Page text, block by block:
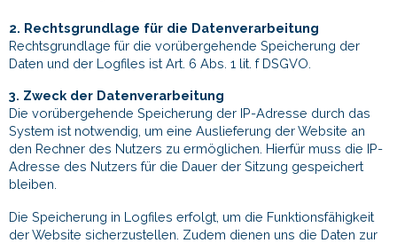
2. Rechtsgrundlage für die Datenverarbeitung
Rechtsgrundlage für die vorübergehende Speicherung der
Daten und der Logfiles ist Art. 6 Abs. 1 lit. f DSGVO.
3. Zweck der Datenverarbeitung
Die vorübergehende Speicherung der IP-Adresse durch das
System ist notwendig, um eine Auslieferung der Website an
den Rechner des Nutzers zu ermöglichen. Hierfür muss die IP-
Adresse des Nutzers für die Dauer der Sitzung gespeichert
bleiben.
Die Speicherung in Logfiles erfolgt, um die Funktionsfähigkeit
der Website sicherzustellen. Zudem dienen uns die Daten zur